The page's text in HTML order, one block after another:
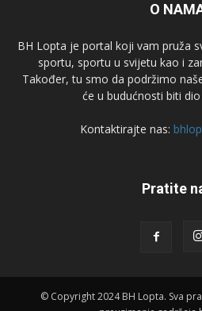
O
BH Lopta je portal koji vam pruža
sportu, sportu u svijetu kao i
Također, tu smo da podržimo
će u budućnosti biti
Kontaktirajte nas:
Pratite
© Copyright 2024 BH Lopta. Sva